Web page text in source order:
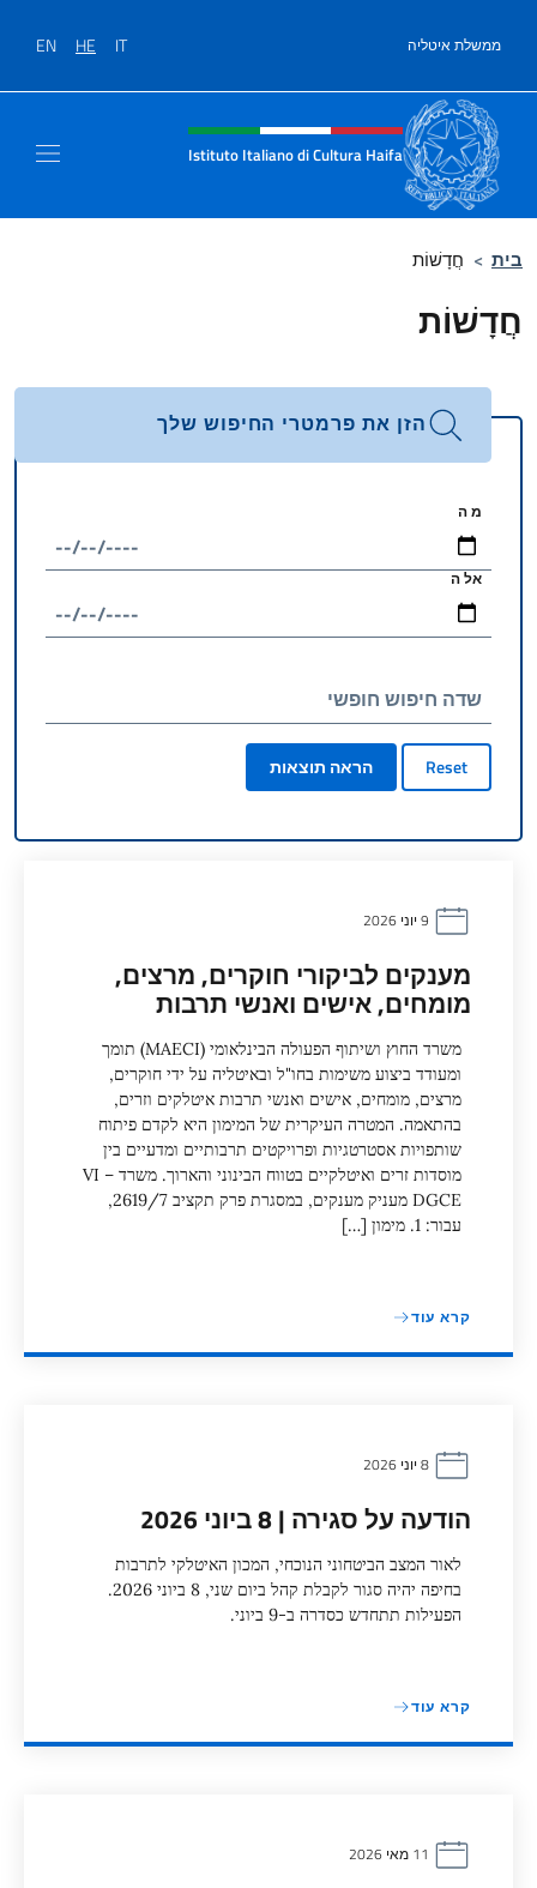
ממשלת איטליה IT
HE
EN
Site header, social and menu
Istituto Italiano di Cultura Haifa
בית > חֲדָשׁוֹת
חֲדָשׁוֹת
הזן את פרמטרי החיפוש שלך
מ ה
אל ה
שדה חיפוש חופשי
Reset הראה תוצאות
מענקים לביקורי חוקרים, מרצים,
מומחים, אישים ואנשי תרבות
משרד החוץ ושיתוף הפעולה הבינלאומי (MAECI) תומך
ומעודד ביצוע משימות בחו"ל ובאיטליה על ידי חוקרים,
מרצים, מומחים, אישים ואנשי תרבות איטלקים וזרים,
בהתאמה. המטרה העיקרית של המימון היא לקדם פיתוח
שותפויות אסטרטגיות ופרויקטים תרבותיים ומדעיים בין
מוסדות זרים ואיטלקיים בטווח הבינוני והארוך. משרד VI –
DGCE מעניק מענקים, במסגרת פרק תקציב 2619/7,
עבור: 1. מימון […]
קרא עוד
הודעה על סגירה | 8 ביוני 2026
לאור המצב הביטחוני הנוכחי, המכון האיטלקי לתרבות
בחיפה יהיה סגור לקבלת קהל ביום שני, 8 ביוני 2026.
הפעילות תתחדש כסדרה ב-9 ביוני.
קרא עוד